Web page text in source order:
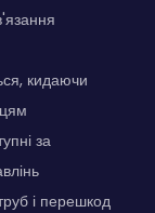
кидаючи
за
і перешкод